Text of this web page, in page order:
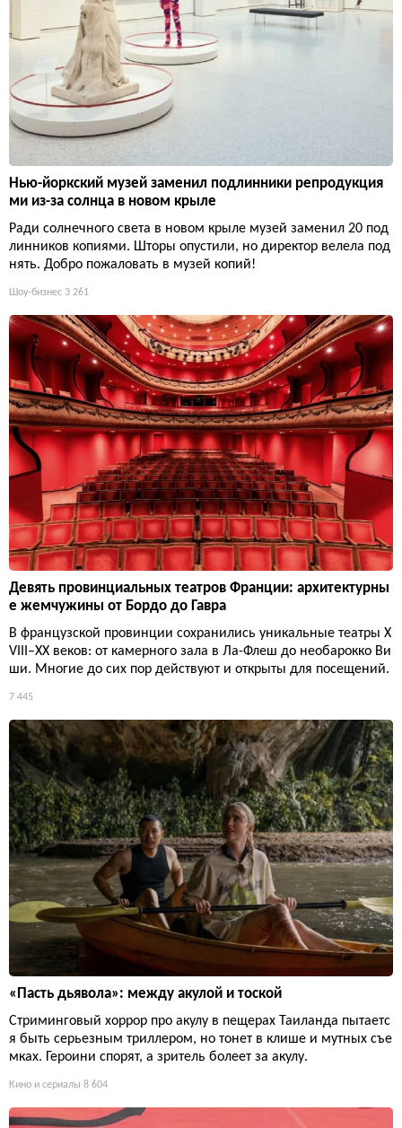
Нью-йоркский музей заменил подлинники репродукция
ми из-за солнца в новом крыле
Ради солнечного света в новом крыле музей заменил 20 под
линников копиями. Шторы опустили, но директор велела под
нять. Добро пожаловать в музей копий!
Шоу-бизнес 3 261
Девять провинциальных театров Франции: архитектурны
е жемчужины от Бордо до Гавра
В французской провинции сохранились уникальные театры X
VIII–XX веков: от камерного зала в Ла-Флеш до необарокко Ви
ши. Многие до сих пор действуют и открыты для посещений.
7 445
«Пасть дьявола»: между акулой и тоской
Стриминговый хоррор про акулу в пещерах Таиланда пытаетс
я быть серьезным триллером, но тонет в клише и мутных съе
мках. Героини спорят, а зритель болеет за акулу.
Кино и сериалы 8 604